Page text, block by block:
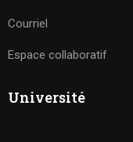
Courriel
Espace collaboratif
Université